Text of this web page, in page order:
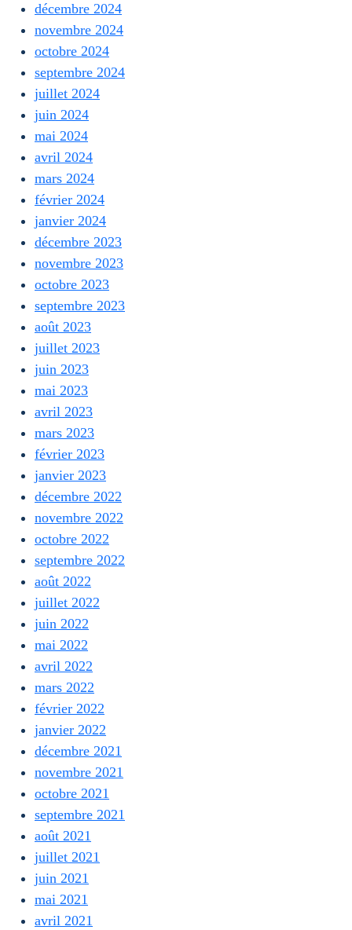
décembre 2024
novembre 2024
octobre 2024
septembre 2024
juillet 2024
juin 2024
mai 2024
avril 2024
mars 2024
février 2024
janvier 2024
décembre 2023
novembre 2023
octobre 2023
septembre 2023
août 2023
juillet 2023
juin 2023
mai 2023
avril 2023
mars 2023
février 2023
janvier 2023
décembre 2022
novembre 2022
octobre 2022
septembre 2022
août 2022
juillet 2022
juin 2022
mai 2022
avril 2022
mars 2022
février 2022
janvier 2022
décembre 2021
novembre 2021
octobre 2021
septembre 2021
août 2021
juillet 2021
juin 2021
mai 2021
avril 2021